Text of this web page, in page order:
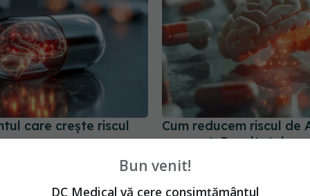
care crește riscul
Cum reducem riscul de
recurent. Rezultatele
NEJM
23 mai 2026, 15:25
Bun venit!
DC Medical vă cere consimțământul